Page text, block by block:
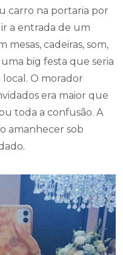
carro na portaria por
a entrada de um
cadeiras, som,
big festa que seria
local. O morador
era maior que
toda a confusão. A
amanhecer sob